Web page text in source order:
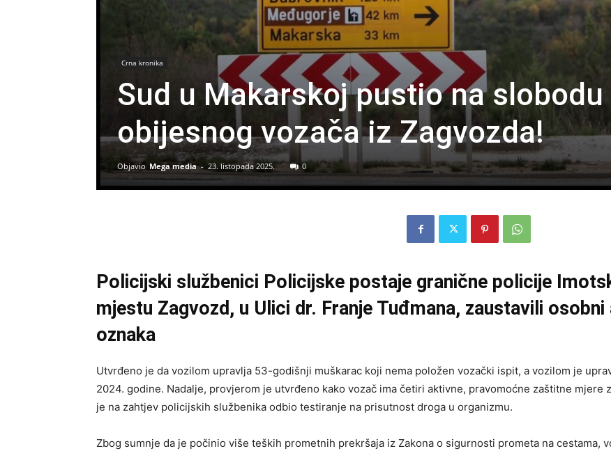
Crna kronika
Sud u Makarskoj pustio na slobodu
obijesnog vozača iz Zagvozda!
Objavio Mega media - 23. listopada 2025. 0
Policijski službenici Policijske postaje granične policije
mjestu Zagvozd, u Ulici dr. Franje Tuđmana, zaustavili
oznaka
Utvrđeno je da vozilom upravlja 53-godišnji muškarac koji nema položen vozački ispit, a vozilom je
2024. godine. Nadalje, provjerom je utvrđeno kako vozač ima četiri aktivne, pravomoćne zaštitne mjere
je na zahtjev policijskih službenika odbio testiranje na prisutnost droga u organizmu.
Zbog sumnje da je počinio više teških prometnih prekršaja iz Zakona o sigurnosti prometa na cestama,